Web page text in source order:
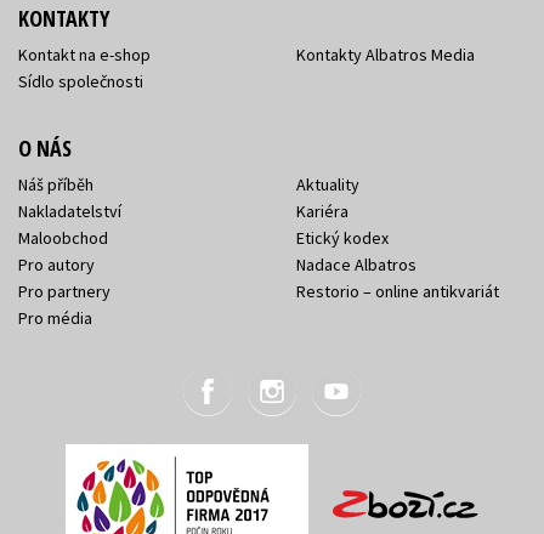
KONTAKTY
Kontakt na e-shop
Sídlo společnosti
Kontakty Albatros Media
O NÁS
Náš příběh
Nakladatelství
Maloobchod
Pro autory
Pro partnery
Pro média
Aktuality
Kariéra
Etický kodex
Nadace Albatros
Restorio – online antikvariát